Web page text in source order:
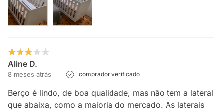
Aline D.
8 meses atrás comprador verificado
Berço é lindo, de boa qualidade, mas não tem a lateral
que abaixa, como a maioria do mercado. As laterais